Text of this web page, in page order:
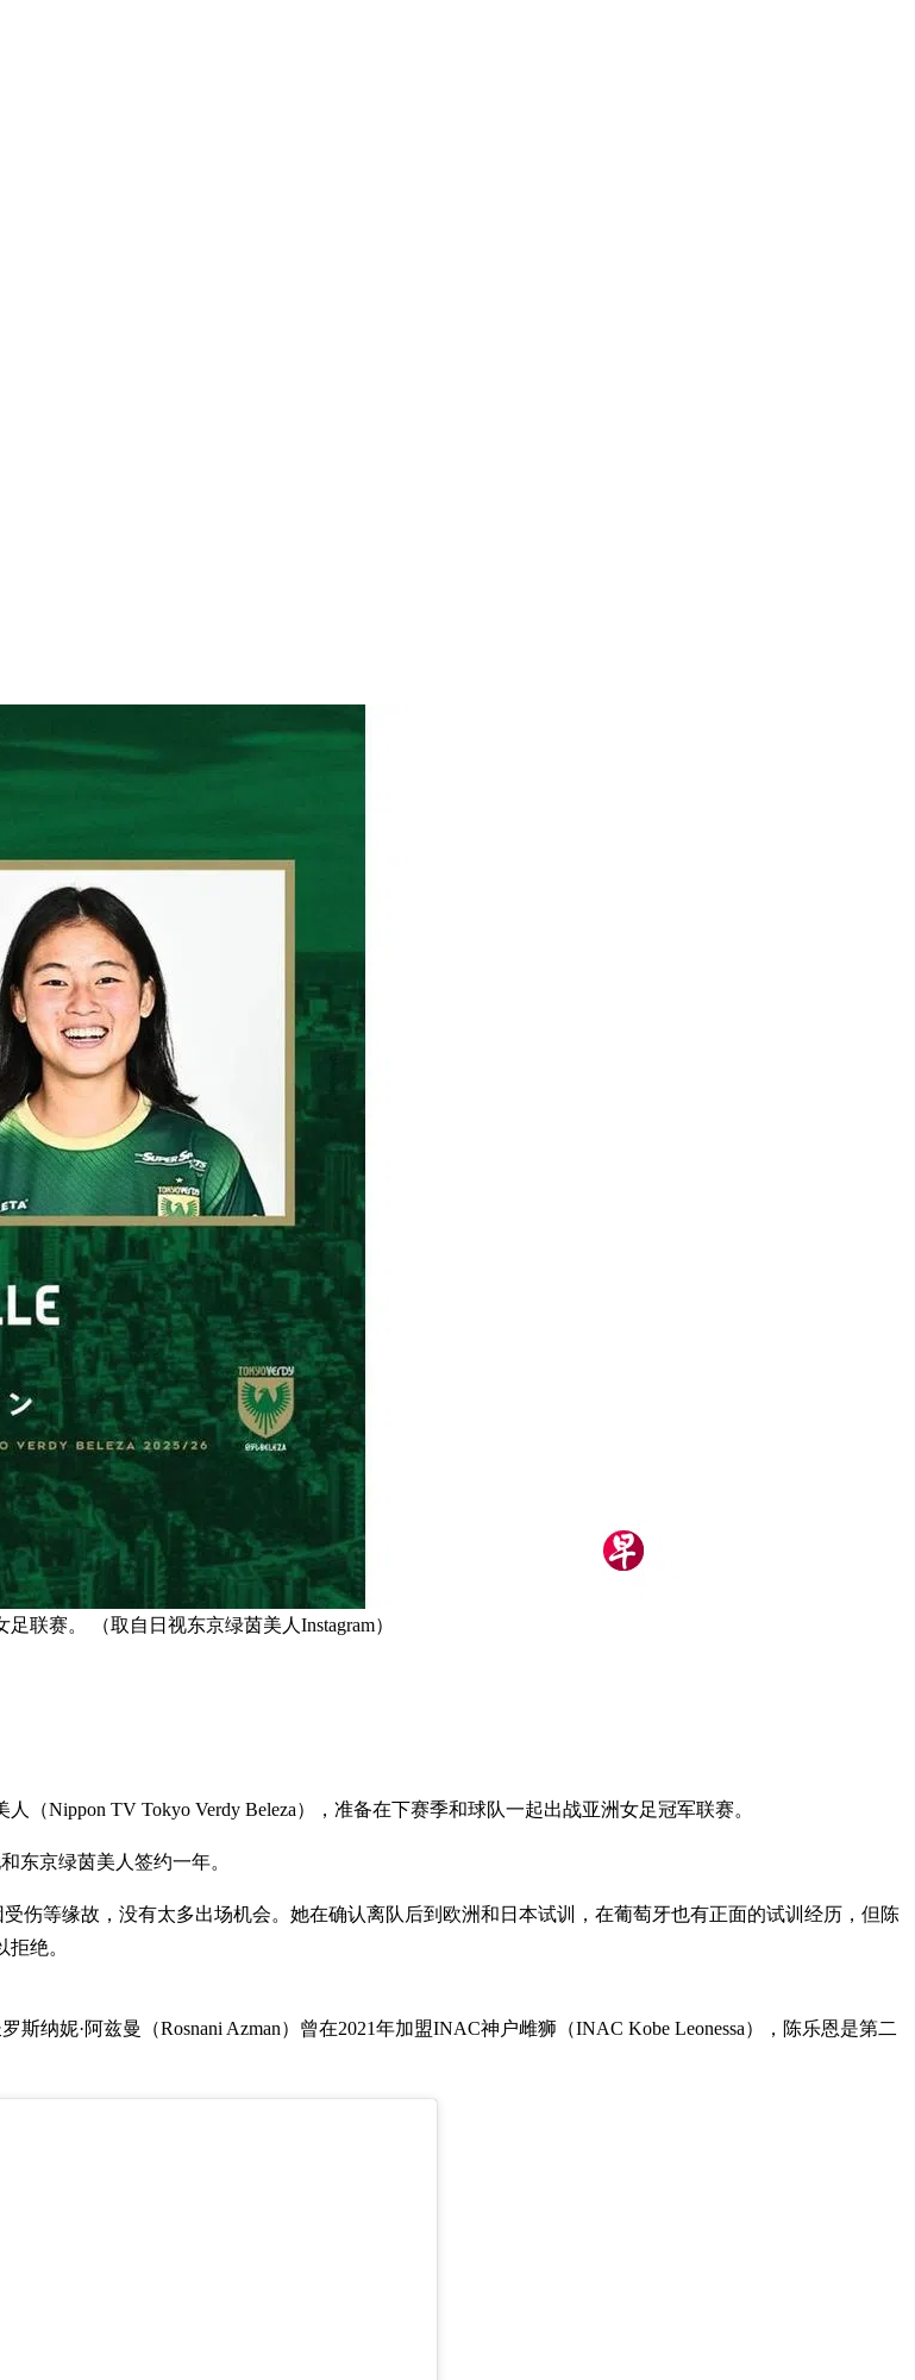
联赛。 （取自日视东京绿茵美人Instagram）
（Nippon TV Tokyo Verdy Beleza），准备在下赛季和球队一起出战亚洲女足冠军联赛。
东京绿茵美人签约一年。
伤等缘故，没有太多出场机会。她在确认离队后到欧洲和日本试训，在葡萄牙也有正面的试训经历，但陈
绝。
纳妮·阿兹曼（Rosnani Azman）曾在2021年加盟INAC神户雌狮（INAC Kobe Leonessa），陈乐恩是第二